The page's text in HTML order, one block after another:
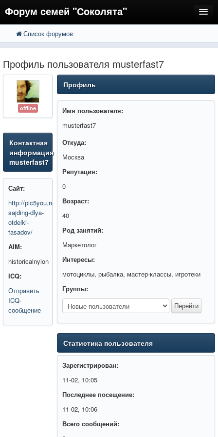
Форум семей "Соколята"
FAQ
Регистрация
Вход
Список форумов
Профиль пользователя musterfast7
offline
Контактная
информация
musterfast7
Сайт:
http://pic5you.ru/metallicheskij-
sajding-dlya-
otdelki-
fasadov/
AIM:
historicalnylon
ICQ:
Отправить
ICQ-
сообщение
Профиль
Имя пользователя:
musterfast7
Откуда:
Москва
Репутация:
0
Возраст:
40
Род занятий:
Маркетолог
Интересы:
мотоциклы, рыбалка, мастер-классы, игротеки
Группы:
Статистика пользователя
Зарегистрирован:
11-02, 10:05
Последнее посещение:
11-02, 10:06
Всего сообщений: